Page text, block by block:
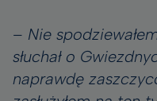
– Nie
słuchał o
naprawdę